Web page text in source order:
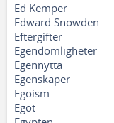
Ed Kemper
Edward Snowden
Eftergifter
Egendomligheter
Egennytta
Egenskaper
Egoism
Egot